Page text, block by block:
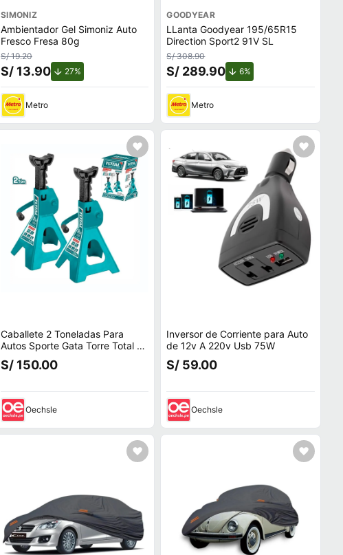
SIMONIZ
Ambientador Gel Simoniz Auto
Fresco Fresa 80g
S/ 19.20
S/ 13.90 27%de descuento.
Metro
GOODYEAR
LLanta Goodyear 195/65R15
Direction Sport2 91V SL
S/ 308.90
S/ 289.90 6%
Metro
Caballete 2 Toneladas Para
Autos Sporte Gata Torre Total -
Thjs0201
S/ 150.00
Oechsle
Inversor de Corriente para Auto
de 12v A 220v Usb 75W
S/ 59.00
Oechsle